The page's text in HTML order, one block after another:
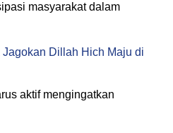
masyarakat dalam
Jagokan Dillah Hich Maju di
aktif mengingatkan